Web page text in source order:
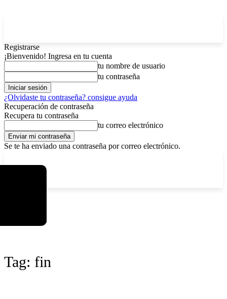
Registrarse
¡Bienvenido! Ingresa en tu cuenta
tu nombre de usuario
tu contraseña
¿Olvidaste tu contraseña? consigue ayuda
Recuperación de contraseña
Recupera tu contraseña
tu correo electrónico
Se te ha enviado una contraseña por correo electrónico.
Tag: fin